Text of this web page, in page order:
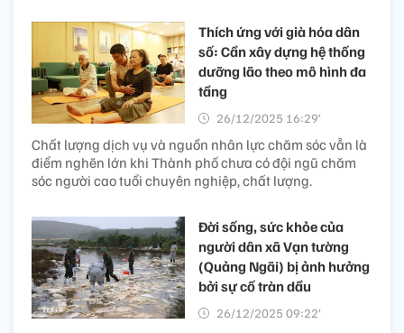
Thích ứng với già hóa dân
số: Cần xây dựng hệ thống
dưỡng lão theo mô hình đa
tầng​
26/12/2025 16:29’
Chất lượng dịch vụ và nguồn nhân lực chăm sóc vẫn là
điểm nghẽn lớn khi Thành phố chưa có đội ngũ chăm
sóc người cao tuổi chuyên nghiệp, chất lượng.
Đời sống, sức khỏe của
người dân xã Vạn tường
(Quảng Ngãi) bị ảnh hưởng
bởi sự cố tràn dầu
26/12/2025 09:22’